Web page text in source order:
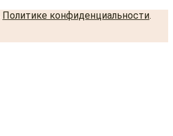
Политике конфиденциальности.